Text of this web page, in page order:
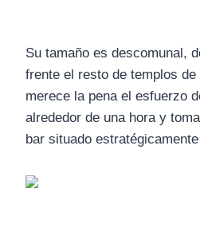
Su tamaño es descomunal,
frente el resto de templos
merece la pena el esfuerzo
alrededor de una hora y
bar situado